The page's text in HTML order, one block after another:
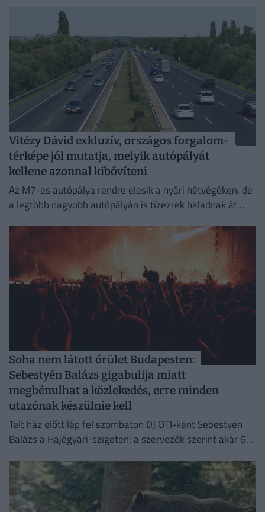
Vitézy Dávid exkluzív, országos forgalom-
térképe jól mutatja, melyik autópályát
kellene azonnal kibővíteni
Az M7-es autópálya rendre elesik a nyári hétvégéken, de
a legtöbb nagyobb autópályán is tízezrek haladnak át
Soha nem látott őrület Budapesten:
Sebestyén Balázs gigabulija miatt
megbénulhat a közlekedés, erre minden
utazónak készülnie kell
Telt ház előtt lép fel szombaton DJ OTI-ként Sebestyén
Balázs a Hajógyári-szigeten: a szervezők szerint akár 65